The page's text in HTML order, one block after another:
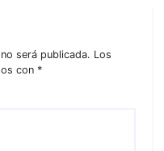
será publicada. Los
con *